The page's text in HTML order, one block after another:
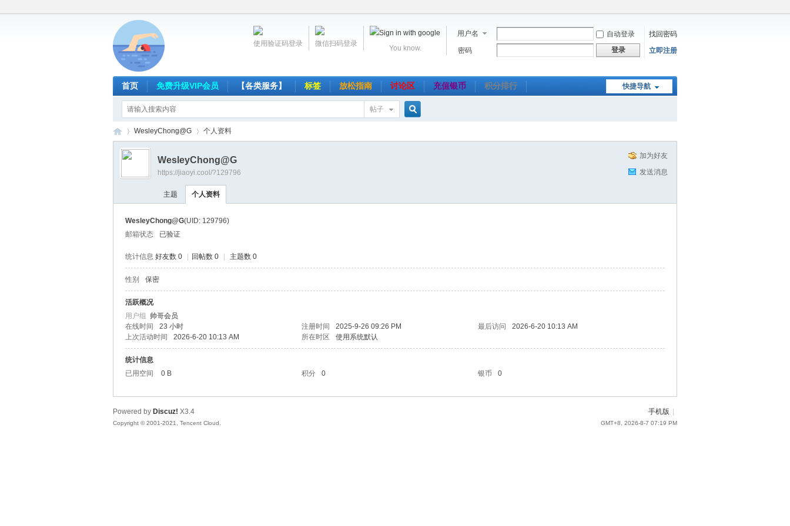
用户名 自动登录
找回密码
密码
登录 立即注册
You know.
微信扫码登录
使用验证码登录
快捷导航
首页 免费升级VIP会员 【各类服务】 标签 放松指南 讨论区 充值银币 积分排行
帖子
网
›
WesleyChong@G 个人资料
加为好友
发送消息
WesleyChong@G
https://jiaoyi.cool/?129796
主题 个人资料
WesleyChong@G(UID: 129796)
邮箱状态
已验证
统计信息 好友数 0 回帖数 0 主题数 0
性别 保密
活跃概况
用户组 帅哥会员
在线时间
23 小时 注册时间 2025-9-26 09:26 PM 最后访问
2026-6-20 10:13 AM
上次活动时间
2026-6-20 10:13 AM 所在时区 使用系统默认
统计信息
已用空间
0 B 积分 0 银币 0
手机版
GMT+8, 2026-8-7 07:19 PM
Powered by Discuz! X3.4
Copyright © 2001-2021, Tencent Cloud.